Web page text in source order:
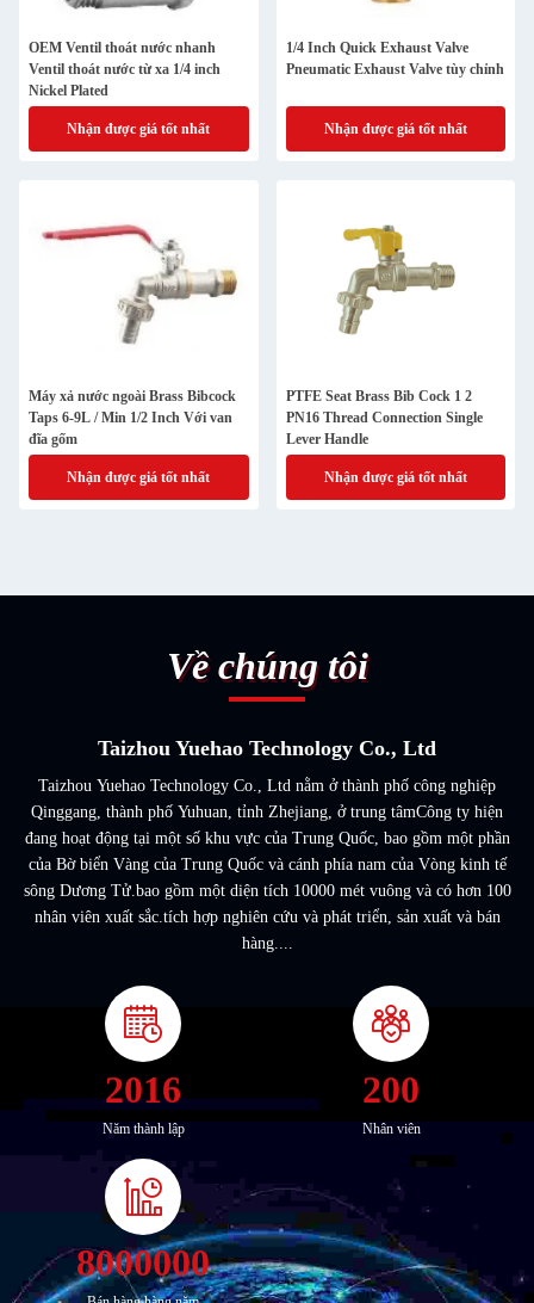
OEM Ventil thoát nước nhanh
Ventil thoát nước từ xa 1/4 inch
Nickel Plated
Nhận được giá tốt nhất
1/4 Inch Quick Exhaust Valve
Pneumatic Exhaust Valve tùy chỉnh
Nhận được giá tốt nhất
Máy xả nước ngoài Brass Bibcock
Taps 6-9L / Min 1/2 Inch Với van
đĩa gốm
Nhận được giá tốt nhất
PTFE Seat Brass Bib Cock 1 2
PN16 Thread Connection Single
Lever Handle
Nhận được giá tốt nhất
Về chúng tôi
Taizhou Yuehao Technology Co., Ltd
Taizhou Yuehao Technology Co., Ltd nằm ở thành phố công nghiệp
Qinggang, thành phố Yuhuan, tỉnh Zhejiang, ở trung tâmCông ty hiện
đang hoạt động tại một số khu vực của Trung Quốc, bao gồm một phần
của Bờ biển Vàng của Trung Quốc và cánh phía nam của Vòng kinh tế
sông Dương Tử.bao gồm một diện tích 10000 mét vuông và có hơn 100
nhân viên xuất sắc.tích hợp nghiên cứu và phát triển, sản xuất và bán
hàng....
2016
Năm thành lập
200
Nhân viên
8000000